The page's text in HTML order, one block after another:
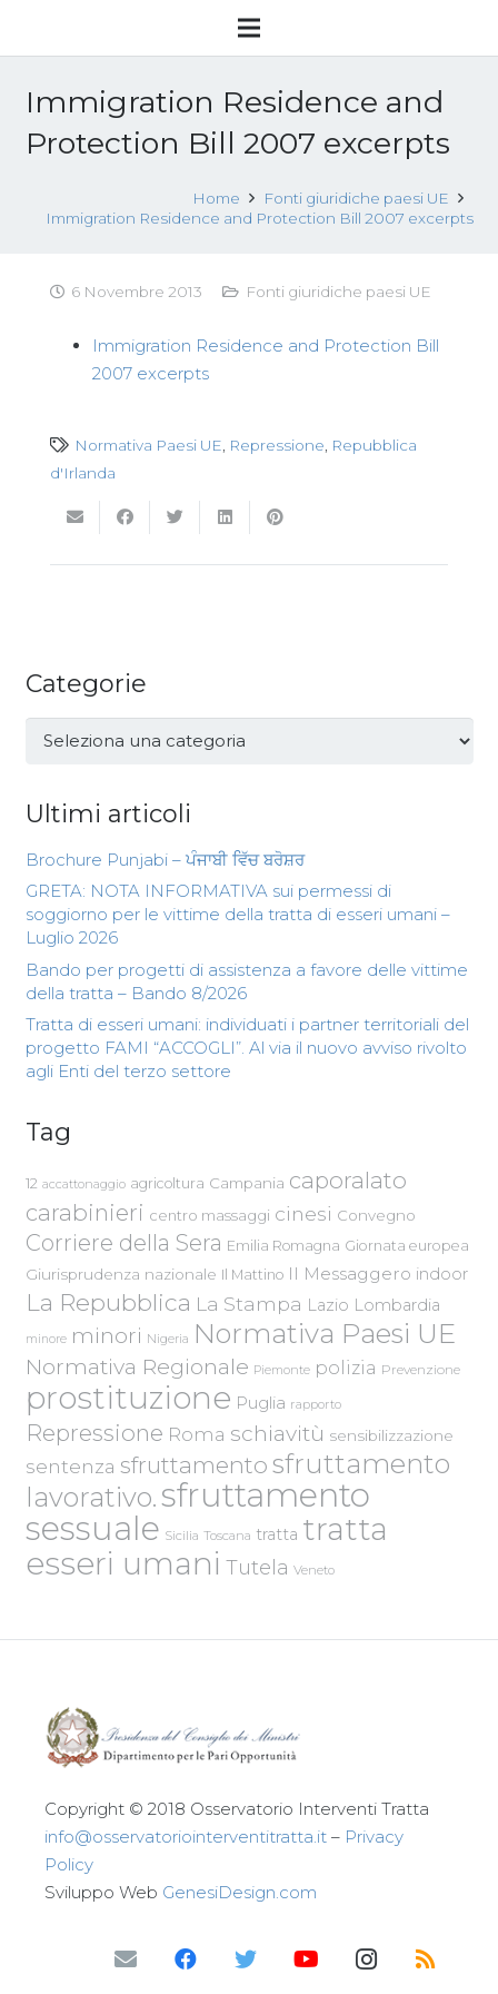
Immigration Residence and
Protection Bill 2007 excerpts
Home
Fonti giuridiche paesi UE
Immigration Residence and Protection Bill 2007 excerpts
6 Novembre 2013 Fonti giuridiche paesi UE
Immigration Residence and Protection Bill
2007 excerpts
Normativa Paesi UE Repressione Repubblica
d'Irlanda
Categorie
Categorie
Ultimi articoli
Brochure Punjabi – ਪੰਜਾਬੀ ਵਿੱਚ ਬਰੋਸ਼ਰ
GRETA: NOTA INFORMATIVA sui permessi di
soggiorno per le vittime della tratta di esseri umani –
Luglio 2026
Bando per progetti di assistenza a favore delle vittime
della tratta – Bando 8/2026
Tratta di esseri umani: individuati i partner territoriali del
progetto FAMI “ACCOGLI”. Al via il nuovo avviso rivolto
agli Enti del terzo settore
Tag
12 accattonaggio agricoltura Campania caporalato
carabinieri centro massaggi cinesi Convegno
Corriere della Sera Emilia Romagna Giornata europea
Giurisprudenza nazionale Il Mattino Il Messaggero indoor
La Repubblica La Stampa Lazio Lombardia
minore minori Nigeria Normativa Paesi UE
Normativa Regionale Piemonte polizia Prevenzione
prostituzione Puglia rapporto
Repressione Roma schiavitù sensibilizzazione
sentenza sfruttamento sfruttamento
lavorativo.sfruttamento
sessuale Sicilia Toscana tratta tratta
esseri umani Tutela Veneto
Copyright © 2018 Osservatorio Interventi Tratta
info@osservatoriointerventitratta.it – Privacy
Policy
Sviluppo Web GenesiDesign.com